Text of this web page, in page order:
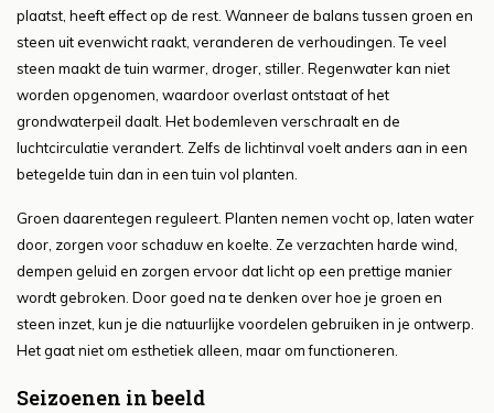
plaatst, heeft effect op de rest. Wanneer de balans tussen groen en
steen uit evenwicht raakt, veranderen de verhoudingen. Te veel
steen maakt de tuin warmer, droger, stiller. Regenwater kan niet
worden opgenomen, waardoor overlast ontstaat of het
grondwaterpeil daalt. Het bodemleven verschraalt en de
luchtcirculatie verandert. Zelfs de lichtinval voelt anders aan in een
betegelde tuin dan in een tuin vol planten.
Groen daarentegen reguleert. Planten nemen vocht op, laten water
door, zorgen voor schaduw en koelte. Ze verzachten harde wind,
dempen geluid en zorgen ervoor dat licht op een prettige manier
wordt gebroken. Door goed na te denken over hoe je groen en
steen inzet, kun je die natuurlijke voordelen gebruiken in je ontwerp.
Het gaat niet om esthetiek alleen, maar om functioneren.
Seizoenen in beeld